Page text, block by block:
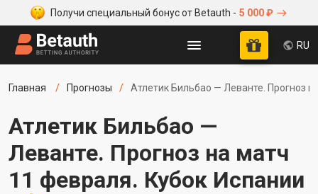
Получи специальный бонус от Betauth - 5 000 ₽
RU
Главная Прогнозы Атлетик Бильбао — Леванте. Прогноз
Атлетик Бильбао —
Леванте. Прогноз на матч
11 февраля. Кубок Испании